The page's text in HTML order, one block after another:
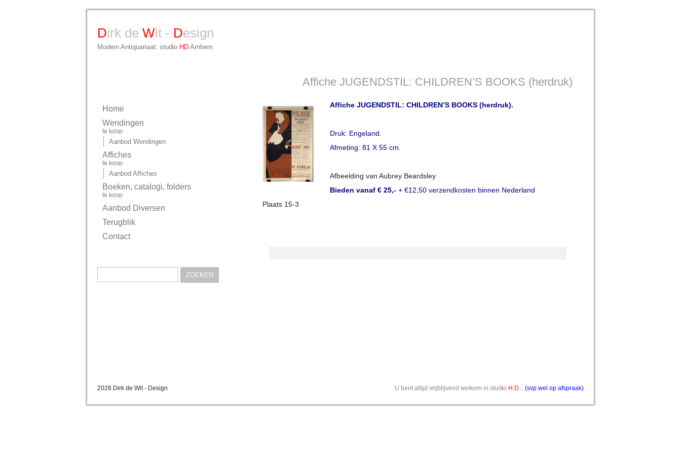
Dirk de Wit - Design
Modern Antiquariaat: studio HD Arnhem
Affiche JUGENDSTIL: CHILDREN’S BOOKS (herdruk)
Affiche JUGENDSTIL: CHILDREN’S BOOKS (herdruk).
Druk: Engeland.
Afmeting: 81 X 55 cm.
Afbeelding van Aubrey Beardsley
Bieden vanaf € 25,- + €12,50 verzendkosten binnen Nederland
Plaats 15-3
Home
Wendingen
te koop
Aanbod Wendingen
Affiches
te koop
Aanbod Affiches
Boeken, catalogi, folders
te koop
Aanbod Diversen
Terugblik
Contact
naar:
2026 Dirk de Wit - Design U bent altijd vrijblijvend welkom in studio H.D... (svp wel op afspraak)